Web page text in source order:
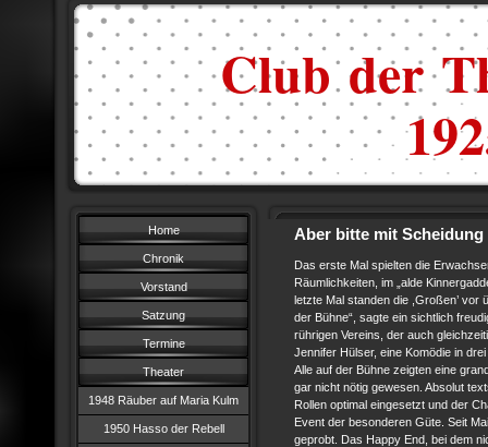
Club der
Home
Chronik
Vorstand
Satzung
Termine
Theater
1948 Räuber auf Maria Kulm
1950 Hasso der Rebell
Aber bitte mit Scheidung
Das erste Mal spielten die
Räumlichkeiten, im „alde
letzte Mal standen die ,Großen’ vor
der Bühne“, sagte ein sichtlich
rührigen Vereins, der auch
Jennifer Hülser, eine Komödie in
Alle auf der Bühne zeigten eine
gar nicht nötig gewesen. Absolut
Rollen optimal eingesetzt und der
Event der besonderen Güte. Seit
geprobt. Das Happy End, bei dem